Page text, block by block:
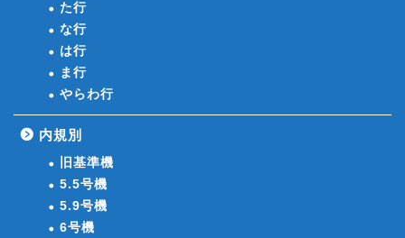
た行
な行
は行
ま行
やらわ行
内規別
旧基準機
5.5号機
5.9号機
6号機